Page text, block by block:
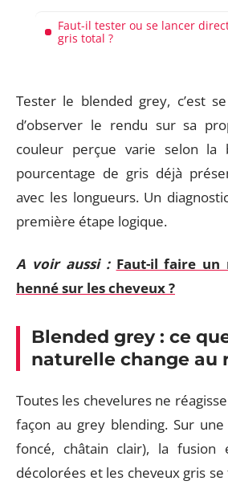
Faut-il tester ou se lancer
gris total ?
Tester le blended grey, c’est
d’observer le rendu sur sa
couleur perçue varie selon la
pourcentage de gris déjà
avec les longueurs. Un
première étape logique.
A voir aussi : Faut-il faire un
henné sur les cheveux ?
Blended grey : ce
naturelle change au
Toutes les chevelures ne
façon au grey blending. Sur
foncé, châtain clair), la fusion
décolorées et les cheveux gris